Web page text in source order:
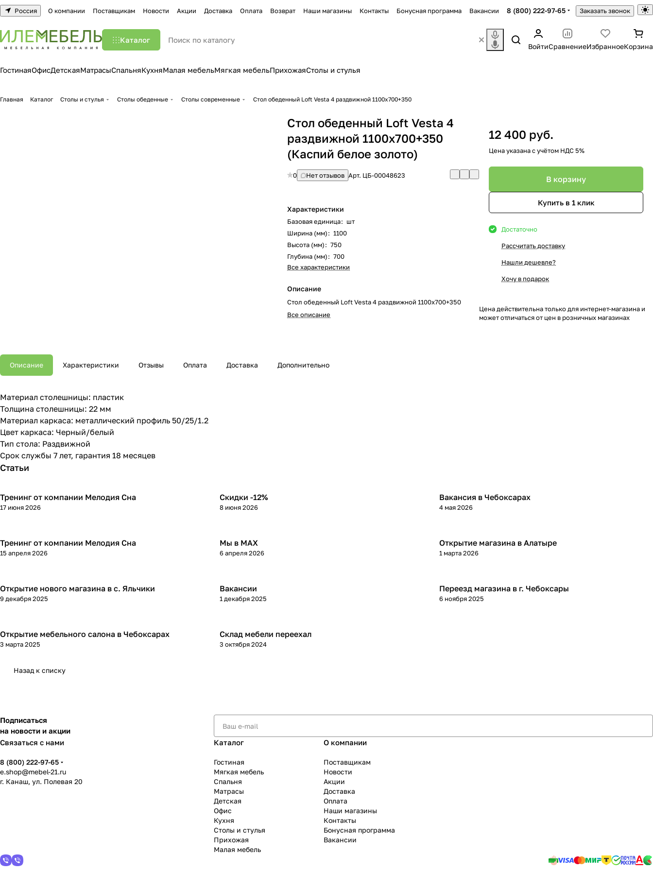
Россия О компании Поставщикам Новости Акции Доставка Оплата Возврат Наши магазины Контакты Бонусная программа Вакансии 8 (800) 222-97-65 Заказать звонок
Каталог
ВойтиСравнениеИзбранноеКорзина
ГостинаяОфисДетскаяМатрасыСпальняКухняМалая мебельМягкая мебельПрихожаяСтолы и стулья
Главная Каталог Столы и стулья Столы обеденные Столы современные Стол обеденный Loft Vesta 4 раздвижной 1100х700+350
Стол обеденный Loft Vesta 4
раздвижной 1100х700+350
(Каспий белое золото)
0 Нет отзывов Арт. ЦБ-00048623
Характеристики
Базовая единица: шт
Ширина (мм): 1100
Высота (мм): 750
Глубина (мм): 700
Все характеристики
Описание
Стол обеденный Loft Vesta 4 раздвижной 1100х700+350
Все описание
12 400 руб.
Цена указана с учётом НДС 5%
В корзину
Купить в 1 клик
Достаточно
Рассчитать доставку
Нашли дешевле?
Хочу в подарок
Цена действительна только для интернет-магазина и
может отличаться от цен в розничных магазинах
Описание Характеристики Отзывы Оплата Доставка Дополнительно
Материал столешницы: пластик
Толщина столешницы: 22 мм
Материал каркаса: металлический профиль 50/25/1.2
Цвет каркаса: Черный/белый
Тип стола: Раздвижной
Срок службы 7 лет, гарантия 18 месяцев
Статьи
Тренинг от компании Мелодия Сна
17 июня 2026
Скидки -12%
8 июня 2026
Вакансия в Чебоксарах
4 мая 2026
Тренинг от компании Мелодия Сна
15 апреля 2026
Мы в МАХ
6 апреля 2026
Открытие магазина в Алатыре
1 марта 2026
Открытие нового магазина в с. Яльчики
9 декабря 2025
Вакансии
1 декабря 2025
Переезд магазина в г. Чебоксары
6 ноября 2025
Открытие мебельного салона в Чебоксарах
3 марта 2025
Склад мебели переехал
3 октября 2024
Назад к списку
Подписаться
на новости и акции
Связаться с нами
8 (800) 222-97-65
e.shop@mebel-21.ru
г. Канаш, ул. Полевая 20
Каталог
Гостиная
Мягкая мебель
Спальня
Матрасы
Детская
Офис
Кухня
Столы и стулья
Прихожая
Малая мебель
О компании
Поставщикам
Новости
Акции
Доставка
Оплата
Наши магазины
Контакты
Бонусная программа
Вакансии